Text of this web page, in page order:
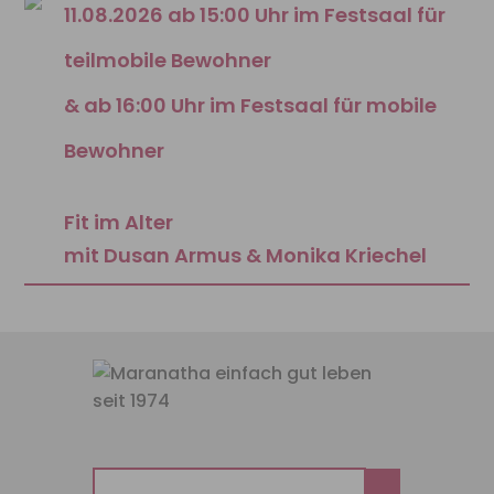
11.08.2026 ab 15:00 Uhr im Festsaal für
teilmobile Bewohner
& ab 16:00 Uhr im Festsaal für mobile
Bewohner
Fit im Alter
mit Dusan Armus & Monika Kriechel